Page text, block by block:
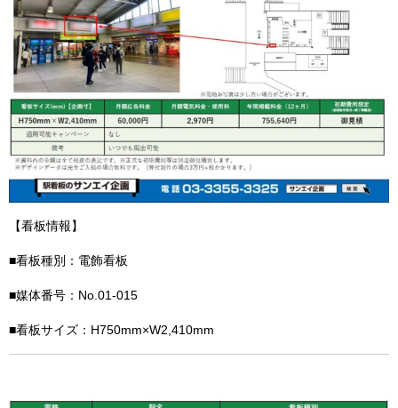
【看板情報】
■看板種別：電飾看板
■媒体番号：No.01-015
■看板サイズ：H750mm×W2,410mm